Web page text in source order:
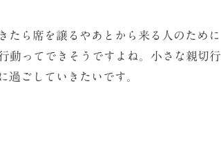
たら席を譲るやあとから来る人のために
動ってできそうですよね。小さな親切行
過ごしていきたいです。